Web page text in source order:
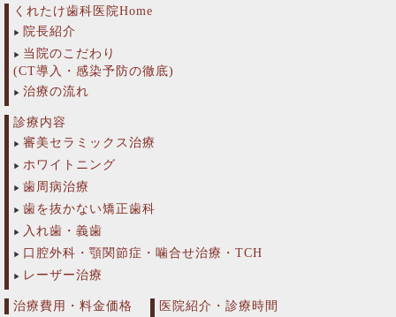
くれたけ歯科医院Home
院長紹介
当院のこだわり
(CT導入・感染予防の徹底)
治療の流れ
診療内容
審美セラミックス治療
ホワイトニング
歯周病治療
歯を抜かない矯正歯科
入れ歯・義歯
口腔外科・顎関節症・噛合せ治療・TCH
レーザー治療
治療費用・料金価格 医院紹介・診療時間